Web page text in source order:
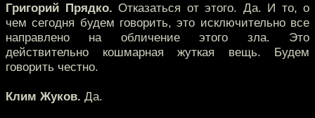
Григорий Прядко. Отказаться от этого. Да. И то, о
чем сегодня будем говорить, это исключительно все
направлено на обличение этого зла. Это
действительно кошмарная жуткая вещь. Будем
говорить честно.
Клим Жуков. Да.